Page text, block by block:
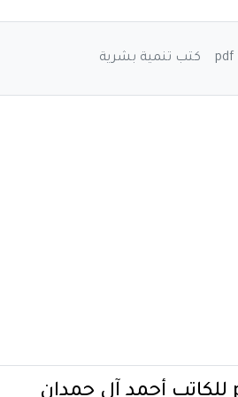
كتب تنمية بشرية